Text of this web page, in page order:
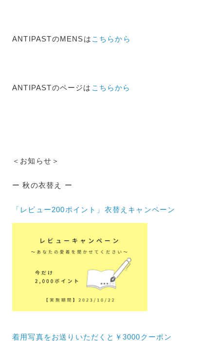
ANTIPASTのMENSは こちらから
ANTIPASTのページは こちらから
＜お知らせ＞
ー 秋の衣替え ー
「レビュー200ポイント」衣替えキャンペーン
着用写真をお送りいただくと￥3000クーポン